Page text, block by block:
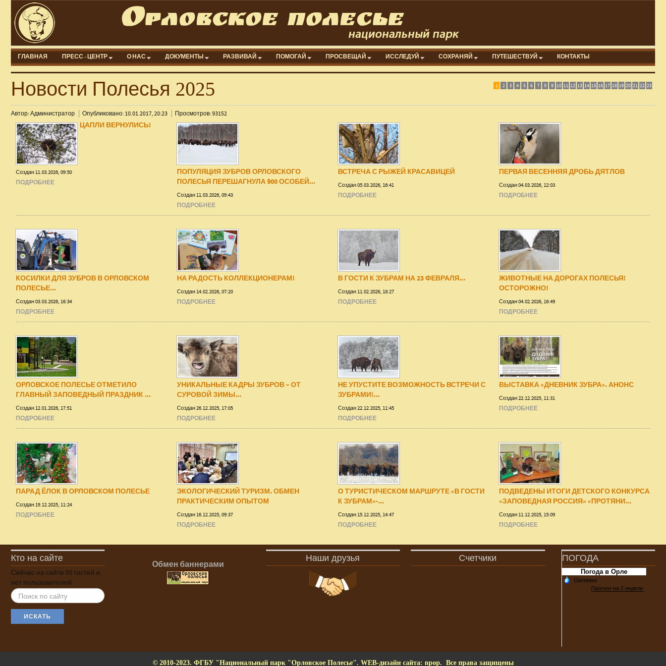
ГЛАВНАЯ ПРЕСС - ЦЕНТР О НАС ДОКУМЕНТЫ РАЗВИВАЙ ПОМОГАЙ ПРОСВЕЩАЙ ИССЛЕДУЙ СОХРАНЯЙ ПУТЕШЕСТВУЙ КОНТАКТЫ
Новости Полесья 2025
Автор: Администратор Опубликовано: 10.01.2017, 20:23 Просмотров: 93152
1 2 3 4 5 6 7 8 9 10 11 12 13 14 15 16 17 18 19 20 21 22 23
ЦАПЛИ ВЕРНУЛИСЬ!
Создан 11.03.2026, 09:50
ПОДРОБНЕЕ
ПОПУЛЯЦИЯ ЗУБРОВ ОРЛОВСКОГО
ПОЛЕСЬЯ ПЕРЕШАГНУЛА 900 ОСОБЕЙ...
Создан 11.03.2026, 09:43
ПОДРОБНЕЕ
ВСТРЕЧА С РЫЖЕЙ КРАСАВИЦЕЙ
Создан 05.03.2026, 16:41
ПОДРОБНЕЕ
ПЕРВАЯ ВЕСЕННЯЯ ДРОБЬ ДЯТЛОВ
Создан 04.03.2026, 12:03
ПОДРОБНЕЕ
КОСИЛКИ ДЛЯ ЗУБРОВ В ОРЛОВСКОМ
ПОЛЕСЬЕ...
Создан 03.03.2026, 16:34
ПОДРОБНЕЕ
НА РАДОСТЬ КОЛЛЕКЦИОНЕРАМ!
Создан 14.02.2026, 07:20
ПОДРОБНЕЕ
В ГОСТИ К ЗУБРАМ НА 23 ФЕВРАЛЯ...
Создан 11.02.2026, 18:27
ПОДРОБНЕЕ
ЖИВОТНЫЕ НА ДОРОГАХ ПОЛЕСЬЯ!
ОСТОРОЖНО!
Создан 04.02.2026, 16:49
ПОДРОБНЕЕ
ОРЛОВСКОЕ ПОЛЕСЬЕ ОТМЕТИЛО
ГЛАВНЫЙ ЗАПОВЕДНЫЙ ПРАЗДНИК ...
Создан 12.01.2026, 17:51
ПОДРОБНЕЕ
УНИКАЛЬНЫЕ КАДРЫ ЗУБРОВ – ОТ
СУРОВОЙ ЗИМЫ...
Создан 26.12.2025, 17:05
ПОДРОБНЕЕ
НЕ УПУСТИТЕ ВОЗМОЖНОСТЬ ВСТРЕЧИ С
ЗУБРАМИ!...
Создан 22.12.2025, 11:45
ПОДРОБНЕЕ
ВЫСТАВКА «ДНЕВНИК ЗУБРА». АНОНС
Создан 22.12.2025, 11:31
ПОДРОБНЕЕ
ПАРАД ЁЛОК В ОРЛОВСКОМ ПОЛЕСЬЕ
Создан 19.12.2025, 11:24
ПОДРОБНЕЕ
ЭКОЛОГИЧЕСКИЙ ТУРИЗМ. ОБМЕН
ПРАКТИЧЕСКИМ ОПЫТОМ
Создан 16.12.2025, 09:37
ПОДРОБНЕЕ
О ТУРИСТИЧЕСКОМ МАРШРУТЕ «В ГОСТИ
К ЗУБРАМ»-...
Создан 15.12.2025, 14:47
ПОДРОБНЕЕ
ПОДВЕДЕНЫ ИТОГИ ДЕТСКОГО КОНКУРСА
«ЗАПОВЕДНАЯ РОССИЯ» «ПРОТЯНИ...
Создан 11.12.2025, 15:09
ПОДРОБНЕЕ
Кто на сайте
Сейчас на сайте 95 гостей и
нет пользователей
ИСКАТЬ...
ИСКАТЬ
Обмен баннерами
Наши друзья Счетчики ПОГОДА
Погода в Орле
© 2010-2023. ФГБУ "Национальный парк "Орловское Полесье". WEB-дизайн сайта: npop. Все права защищены